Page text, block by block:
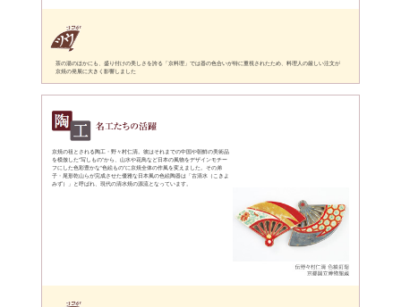
量生産を特色としています。また、卓越したロクロ技や削り出しによる薄
作りが特徴のひとつに挙げられ、均一に薄く成形された茶碗は、薄さ・軽
さとともに触れた時の心地良い質感が特徴です。